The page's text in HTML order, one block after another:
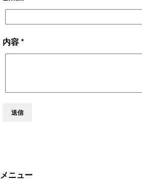
内容 *
送信
メニュー